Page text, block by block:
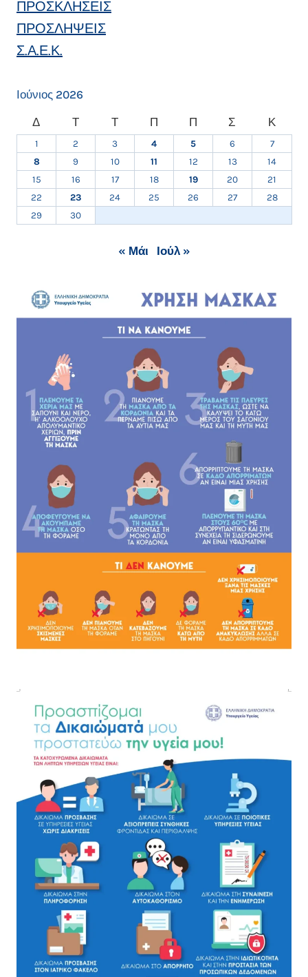
ΠΡΟΣΚΛΗΣΕΙΣ
ΠΡΟΣΛΗΨΕΙΣ
Σ.Α.Ε.Κ.
Ιούνιος 2026
Δ
Τ Τ Π Π Σ Κ
1 2 3 4 5 6
7
8
9 10 11 12 13
14
15
16 17 18 19 20
21
22
23 24 25 26 27
28
29
30
« Μάι Ιούλ »